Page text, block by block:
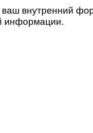
ваш внутренний
информации.